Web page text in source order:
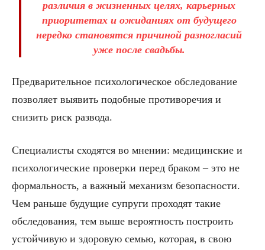
различия в жизненных целях, карьерных
приоритетах и ожиданиях от будущего
нередко становятся причиной разногласий
уже после свадьбы.
Предварительное психологическое обследование
позволяет выявить подобные противоречия и
снизить риск развода.
Специалисты сходятся во мнении: медицинские и
психологические проверки перед браком – это не
формальность, а важный механизм безопасности.
Чем раньше будущие супруги проходят такие
обследования, тем выше вероятность построить
устойчивую и здоровую семью, которая, в свою